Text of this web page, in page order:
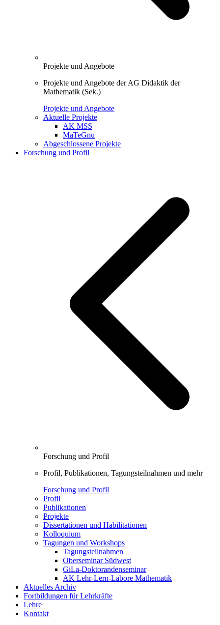
Projekte und Angebote
Projekte und Angebote der AG Didaktik der
Mathematik (Sek.)
Projekte und Angebote
Aktuelle Projekte
AK MSS
MaTeGnu
Abgeschlossene Projekte
Forschung und Profil
Forschung und Profil
Profil, Publikationen, Tagungsteilnahmen und mehr
Forschung und Profil
Profil
Publikationen
Projekte
Dissertationen und Habilitationen
Kolloquium
Tagungen und Workshops
Tagungsteilnahmen
Oberseminar Südwest
GiLa-Doktorandenseminar
AK Lehr-Lern-Labore Mathematik
Aktuelles Archiv
Fortbildungen für Lehrkräfte
Lehre
Kontakt